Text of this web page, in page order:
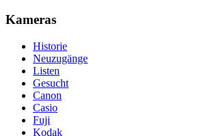
Kameras
Historie
Neuzugänge
Listen
Gesucht
Canon
Casio
Fuji
Kodak